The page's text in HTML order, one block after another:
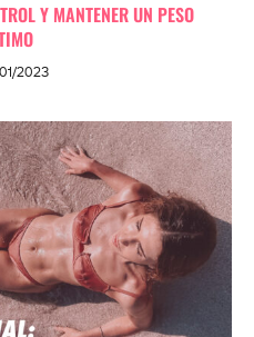
Y MANTENER UN PESO
2023